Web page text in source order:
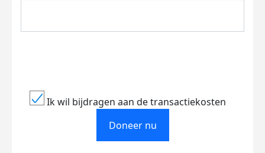
Ik wil bijdragen aan de transactiekosten
Doneer nu